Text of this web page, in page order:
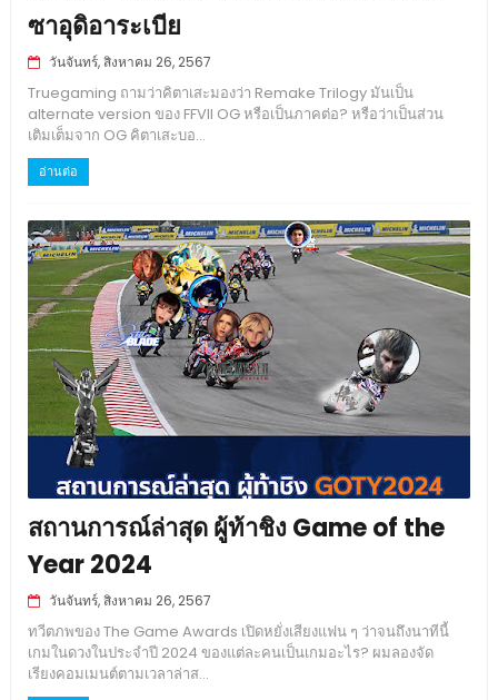
ซาอุดิอาระเบีย
วันจันทร์, สิงหาคม 26, 2567
Truegaming ถามว่าคิตาเสะมองว่า Remake Trilogy มันเป็น
alternate version ของ FFVII OG หรือเป็นภาคต่อ? หรือว่าเป็นส่วน
เติมเต็มจาก OG คิตาเสะบอ...
อ่านต่อ
สถานการณ์ล่าสุด ผู้ท้าชิง Game of the
Year 2024
วันจันทร์, สิงหาคม 26, 2567
ทวีตภพของ The Game Awards เปิดหยั่งเสียงแฟน ๆ ว่าจนถึงนาทีนี้
เกมในดวงในประจำปี 2024 ของแต่ละคนเป็นเกมอะไร? ผมลองจัด
เรียงคอมเมนต์ตามเวลาล่าส...